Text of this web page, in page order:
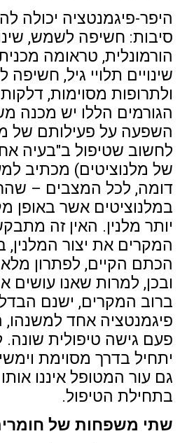
היפר-פיגמנטציה יכולה
סיבות: חשיפה לשמש,
הורמונלית, טראומה
שינויים תלויי גיל,
ולתרופות מסוימות,
הגורמים הללו יש מכנה
השפעה על פעילותם של
לחשוב שטיפול ב"בעיה
של מלנוציטים) מכתיב
דומה, לכל המצבים –
במלנוציטים אשר באופן
יותר מלנין. האין זה
המקרים את יצור המלנין,
הכתם הקיים, לפתרון
ובכן, למרות שאנו עושים
ברוב המקרים, ישנם
פיגמנטציה אחד
פעם גישה טיפולית שונה.
יתחיל בדרך מסוימת
גם עור המטופל איננו
בתחילת הטיפול.
שתי משפחות של